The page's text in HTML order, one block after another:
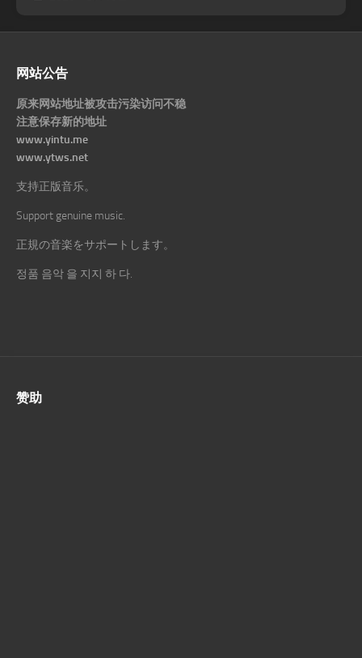
网站公告
原来网站地址被攻击污染访问不稳
注意保存新的地址
www.yintu.me
www.ytws.net
支持正版音乐。
Support genuine music.
正規の音楽をサポートします。
정품 음악 을 지지 하 다.
赞助